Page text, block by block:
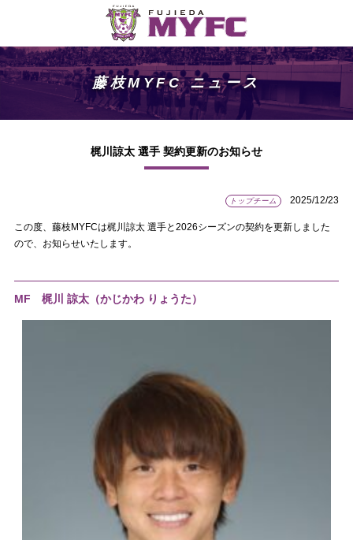
藤枝MYFC ニュース
梶川諒太 選手 契約更新のお知らせ
トップチーム 2025/12/23
この度、藤枝MYFCは梶川諒太 選手と2026シーズンの契約を更新しました
ので、お知らせいたします。
MF 梶川 諒太（かじかわ りょうた）